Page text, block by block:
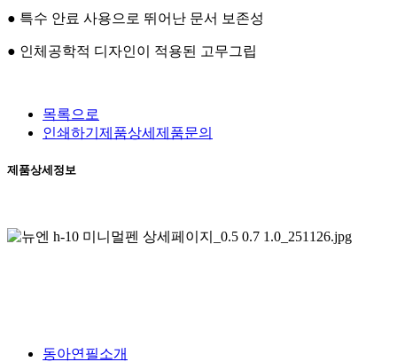
● 특수 안료 사용으로 뛰어난 문서 보존성
● 인체공학적 디자인이 적용된 고무그립
목록으로
인쇄하기 제품상세 제품문의
제품상세정보
동아연필소개